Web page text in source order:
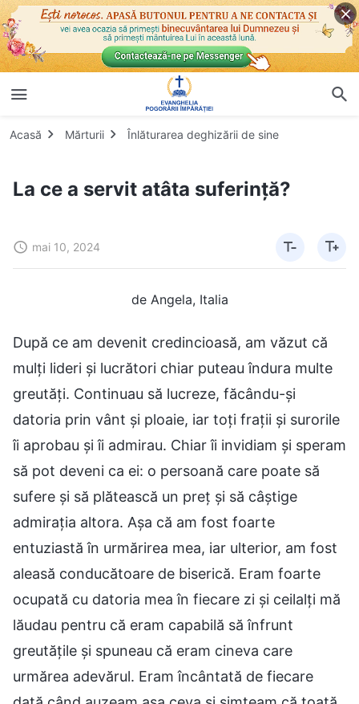
Acasă Mărturii Înlăturarea deghizării de sine
La ce a servit atâta suferință?
mai 10, 2024
de Angela, Italia
După ce am devenit credincioasă, am văzut că
mulți lideri și lucrători chiar puteau îndura multe
greutăți. Continuau să lucreze, făcându-și
datoria prin vânt și ploaie, iar toți frații și surorile
îi aprobau și îi admirau. Chiar îi invidiam și speram
să pot deveni ca ei: o persoană care poate să
sufere și să plătească un preț și să câștige
admirația altora. Așa că am fost foarte
entuziastă în urmărirea mea, iar ulterior, am fost
aleasă conducătoare de biserică. Eram foarte
ocupată cu datoria mea în fiecare zi și ceilalți mă
lăudau pentru că eram capabilă să înfrunt
greutățile și spuneau că eram cineva care
urmărea adevărul. Eram încântată de fiecare